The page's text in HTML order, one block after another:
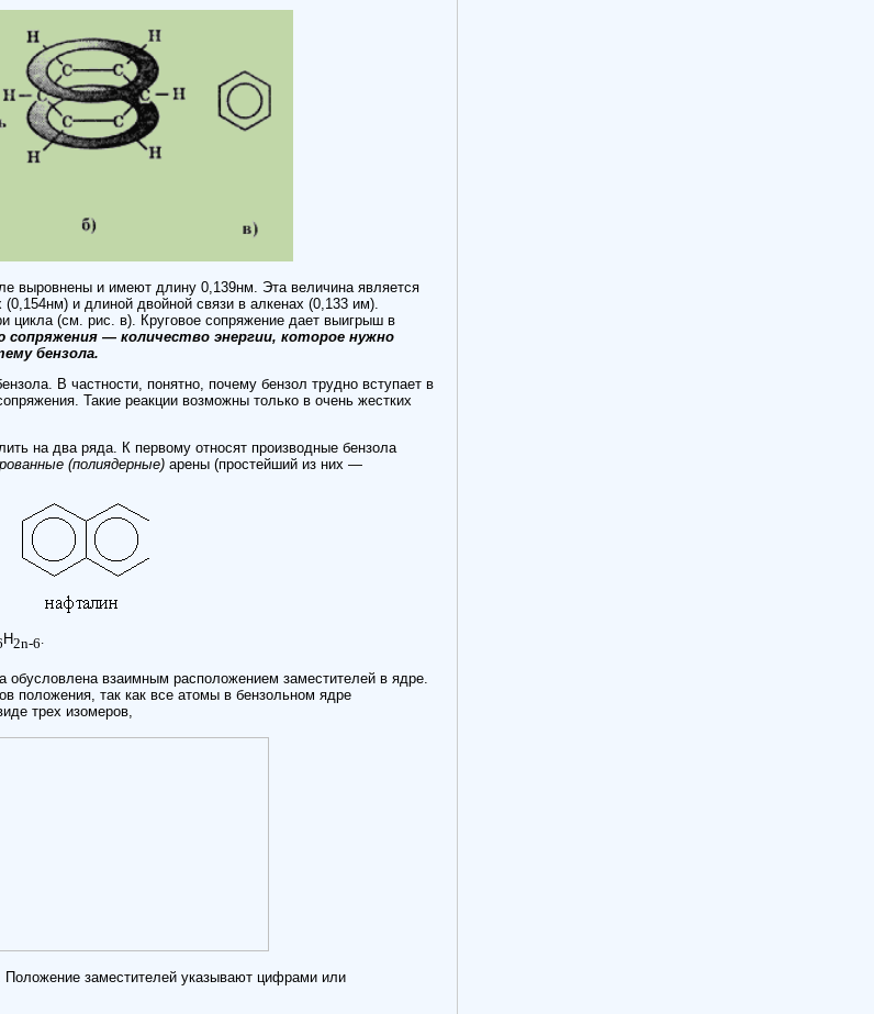
выровнены и имеют длину 0,139нм. Эта величина является
и длиной двойной связи в алкенах (0,133 им).
цикла (см. рис. в). Круговое сопряжение дает выигрыш в
сопряжения — количество энергии, которое нужно
бензола.
В частности, понятно, почему бензол трудно вступает в
Такие реакции возможны только в очень жестких
на два ряда. К первому относят производные бензола
(полиядерные) арены (простейший из них —
Н2n-6
обусловлена взаимным расположением заместителей в ядре.
положения, так как все атомы в бензольном ядре
трех изомеров,
заместителей указывают цифрами или